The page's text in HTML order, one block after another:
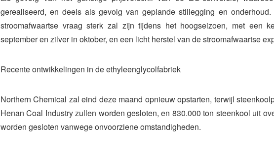
gerealiseerd, en deels als gevolg van geplande stillegging en
stroomafwaartse vraag sterk zal zijn tijdens het hoogseizoen, met een
september en zilver in oktober, en een licht herstel van de stroomafwaartse
Recente ontwikkelingen in de ethyleenglycolfabriek
Northern Chemical zal eind deze maand opnieuw opstarten, terwijl
Henan Coal Industry zullen worden gesloten, en 830.000 ton steenkool uit
worden gesloten vanwege onvoorziene omstandigheden.